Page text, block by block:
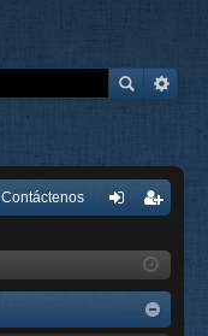
Contáctenos
ist
ra